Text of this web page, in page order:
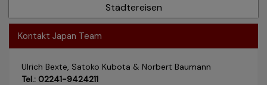
Städtereisen
Kontakt Japan Team
Ulrich Bexte, Satoko Kubota & Norbert Baumann
Tel.: 02241-9424211